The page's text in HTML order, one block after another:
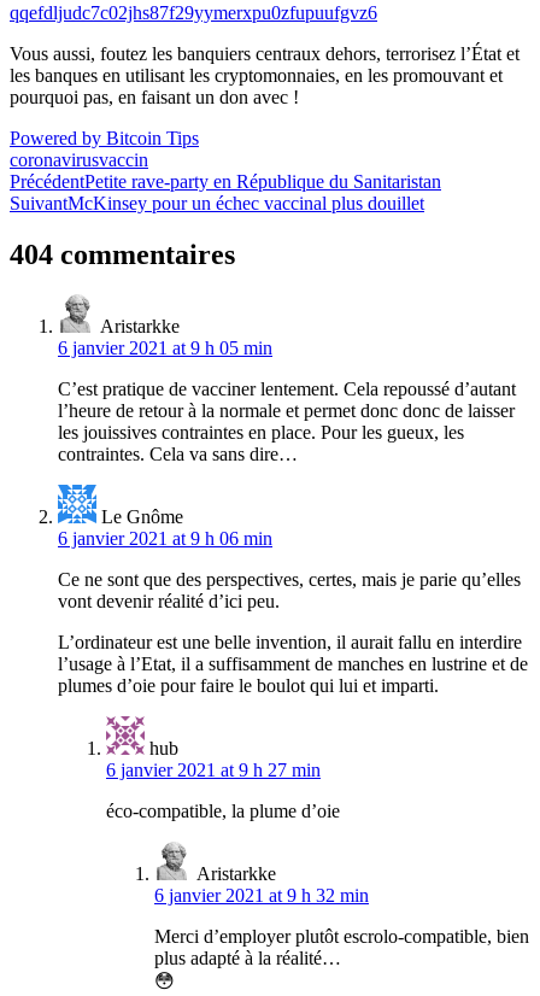
qqefdljudc7c02jhs87f29yymerxpu0zfupuufgvz6
Vous aussi, foutez les banquiers centraux dehors, terrorisez l’État et
les banques en utilisant les cryptomonnaies, en les promouvant et
pourquoi pas, en faisant un don avec !
Powered by Bitcoin Tips
coronavirusvaccin
Navigation
de
l’article
PrécédentPetite rave-party en République du Sanitaristan
SuivantMcKinsey pour un échec vaccinal plus douillet
404 commentaires
Aristarkke
6 janvier 2021 at 9 h 05 min
C’est pratique de vacciner lentement. Cela repoussé d’autant
l’heure de retour à la normale et permet donc donc de laisser
les jouissives contraintes en place. Pour les gueux, les
contraintes. Cela va sans dire…
Le Gnôme
6 janvier 2021 at 9 h 06 min
Ce ne sont que des perspectives, certes, mais je parie qu’elles
vont devenir réalité d’ici peu.
L’ordinateur est une belle invention, il aurait fallu en interdire
l’usage à l’Etat, il a suffisamment de manches en lustrine et de
plumes d’oie pour faire le boulot qui lui et imparti.
hub
6 janvier 2021 at 9 h 27 min
éco-compatible, la plume d’oie
Aristarkke
6 janvier 2021 at 9 h 32 min
Merci d’employer plutôt escrolo-compatible, bien
plus adapté à la réalité…
😳